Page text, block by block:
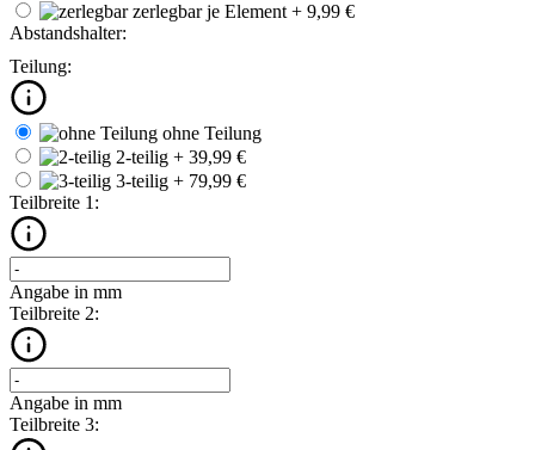
zerlegbarje Element + 9,99 €
Abstandshalter:
Teilung:
ohne Teilung
2-teilig + 39,99 €
3-teilig + 79,99 €
Teilbreite 1:
Angabe in mm
Teilbreite 2:
Angabe in mm
Teilbreite 3: